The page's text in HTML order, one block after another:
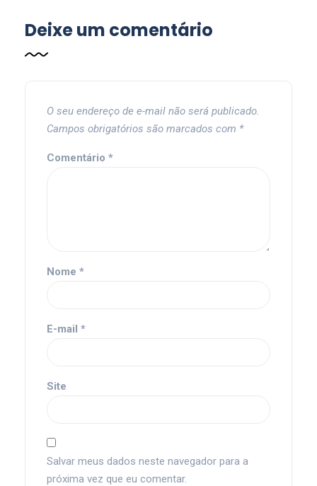
Deixe um comentário
O seu endereço de e-mail não será publicado.
Campos obrigatórios são marcados com *
Comentário *
Nome *
E-mail *
Site
Salvar meus dados neste navegador para a
próxima vez que eu comentar.